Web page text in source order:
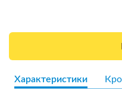
Характеристики